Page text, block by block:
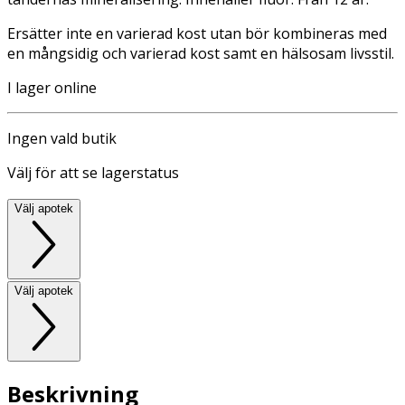
Ersätter inte en varierad kost utan bör kombineras med
en mångsidig och varierad kost samt en hälsosam livsstil.
I lager online
Ingen vald butik
Välj för att se lagerstatus
Välj apotek
Välj apotek
Beskrivning